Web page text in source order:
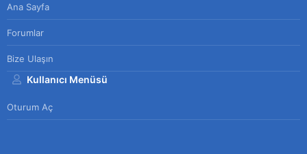
Ana Sayfa
Forumlar
Bize Ulaşın
Kullanıcı Menüsü
Oturum Aç